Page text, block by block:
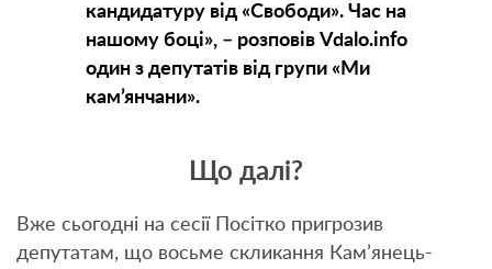
кандидатуру від «Свободи». Час на
нашому боці», – розповів Vdalo.info
один з депутатів від групи «Ми
кам’янчани».
Що далі?
Вже сьогодні на сесії Посітко пригрозив
депутатам, що восьме скликання Кам’янець-